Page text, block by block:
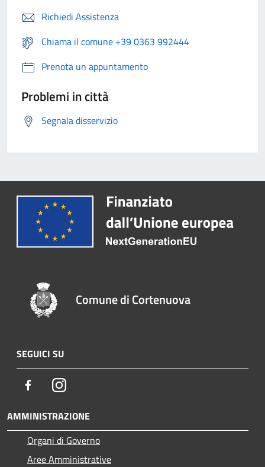
Richiedi Assistenza
Chiama il comune +39 0363 992444
Prenota un appuntamento
Problemi in città
Segnala disservizio
Comune di Cortenuova
SEGUICI SU
FacebookInstagram
AMMINISTRAZIONE
Organi di Governo
Aree Amministrative